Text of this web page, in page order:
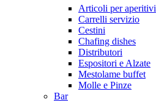
Articoli per aperitivi
Carrelli servizio
Cestini
Chafing dishes
Distributori
Espositori e Alzate
Mestolame buffet
Molle e Pinze
Bar